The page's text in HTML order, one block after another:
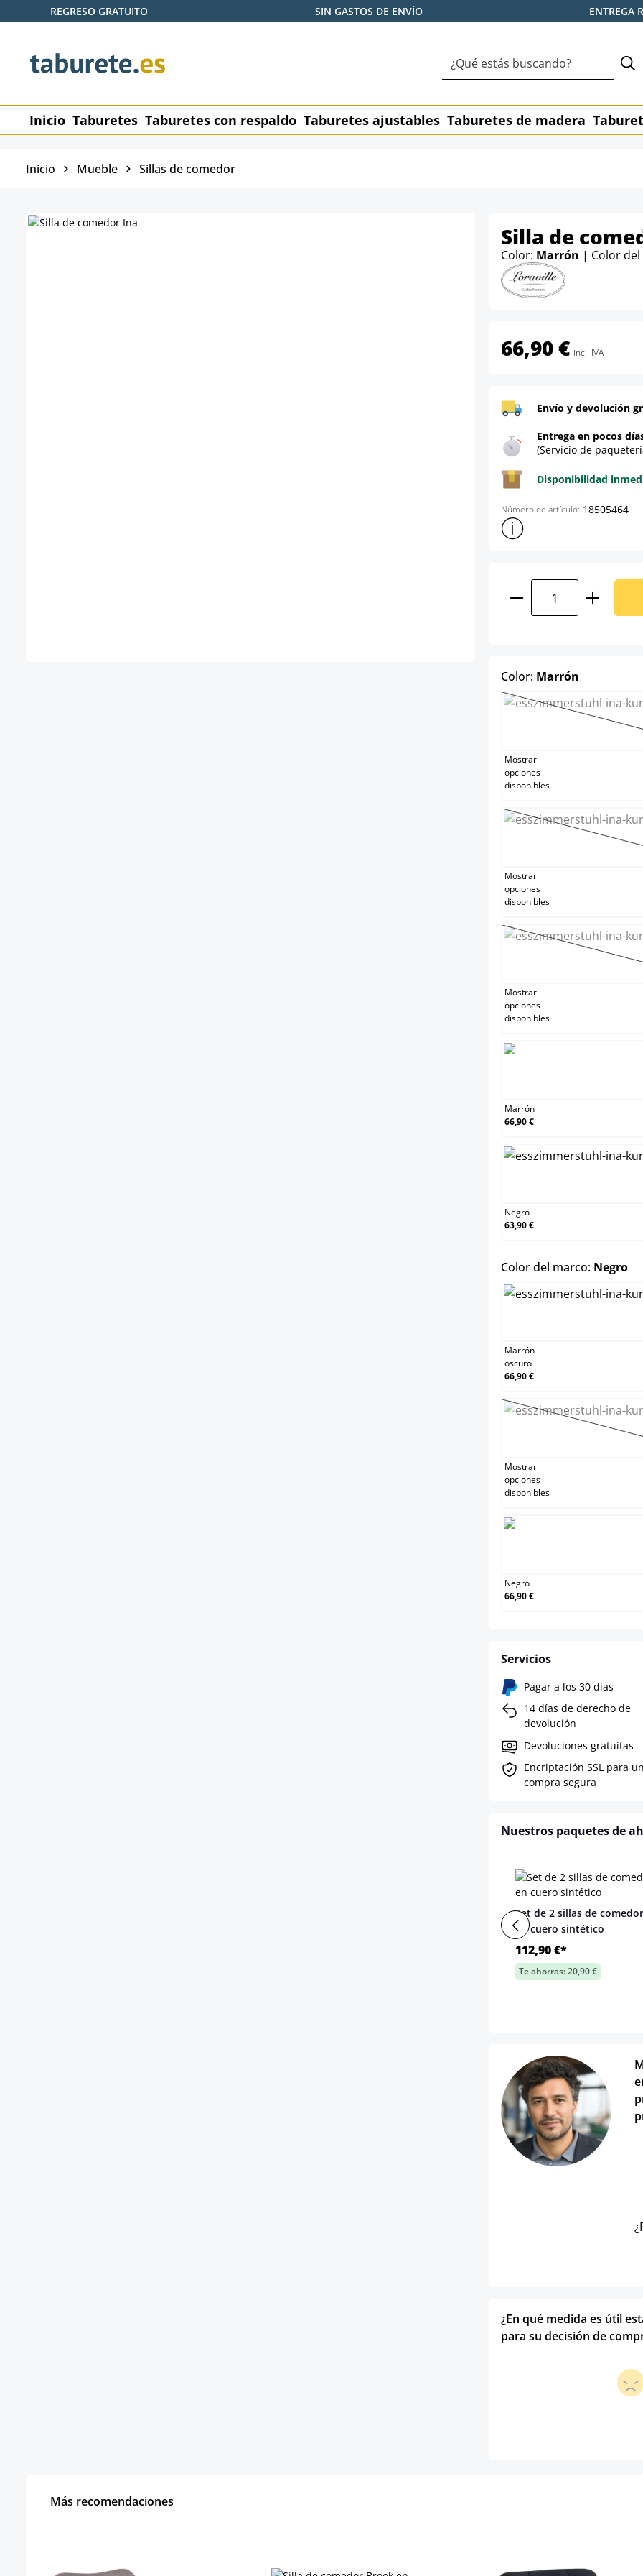
al contenido principal
Saltar a la búsqueda
Saltar a la navegación principal
REGRESO GRATUITO SIN GASTOS DE ENVÍO ENTREGA
Inicio Taburetes Taburetes con respaldo Taburetes ajustables Taburetes de madera
Inicio Mueble Sillas de comedor
Silla de
Color: Marrón | Color
66,90 € incl. IVA
Envío y devolución
Entrega en pocos
(Servicio de
Disponibilidad
Número de artículo: 18505464
Mostrar más información
Cantidad del
Color: Marrón
Mostrar
opciones
disponibles
Mostrar
opciones
disponibles
Gris
Mostrar
opciones
disponibles
Marrón
66,90 €
Negro
63,90 €
Color del marco: Negro
Marrón
oscuro
66,90 €
Mostrar
opciones
disponibles
Negro
66,90 €
Servicios
Pagar a los 30 días
14 días de derecho de
devolución
Devoluciones gratuitas
Encriptación SSL para
compra segura
Nuestros paquetes de
Set de 2 sillas de
en cuero sintético
112,90 €*
Te ahorras: 20,90 €
¿En qué medida es útil
para su decisión de
Más recomendaciones